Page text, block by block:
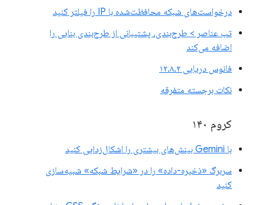
درخواست‌های شبکه محافظت‌شده با IP را فیلتر کنید
تب عناصر > طرح‌بندی، پشتیبانی از طرح‌بندی بنایی را
اضافه می‌کند
فانوس دریایی ۱۲.۸.۲
نکات برجسته متفرقه
کروم ۱۴۰
با Gemini بینش‌های بیشتری را اشکال‌زدایی کنید
سربرگ «ذخیره-داده» را در «شرایط شبکه» شبیه‌سازی
کنید